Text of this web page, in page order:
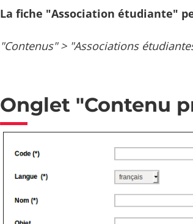
La fiche "Association étudiante"
"Contenus" > "Associations
Onglet "Contenu